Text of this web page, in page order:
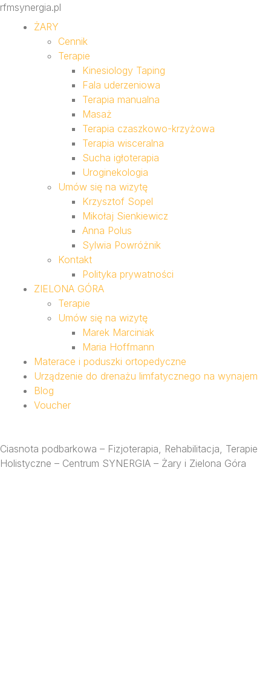
rfmsynergia.pl
ŻARY
Cennik
Terapie
Kinesiology Taping
Fala uderzeniowa
Terapia manualna
Masaż
Terapia czaszkowo-krzyżowa
Terapia wisceralna
Sucha igłoterapia
Uroginekologia
Umów się na wizytę
Krzysztof Sopel
Mikołaj Sienkiewicz
Anna Polus
Sylwia Powróżnik
Kontakt
Polityka prywatności
ZIELONA GÓRA
Terapie
Umów się na wizytę
Marek Marciniak
Maria Hoffmann
Materace i poduszki ortopedyczne
Urządzenie do drenażu limfatycznego na wynajem
Blog
Voucher
Ciasnota podbarkowa – Fizjoterapia, Rehabilitacja, Terapie
Holistyczne – Centrum SYNERGIA – Żary i Zielona Góra